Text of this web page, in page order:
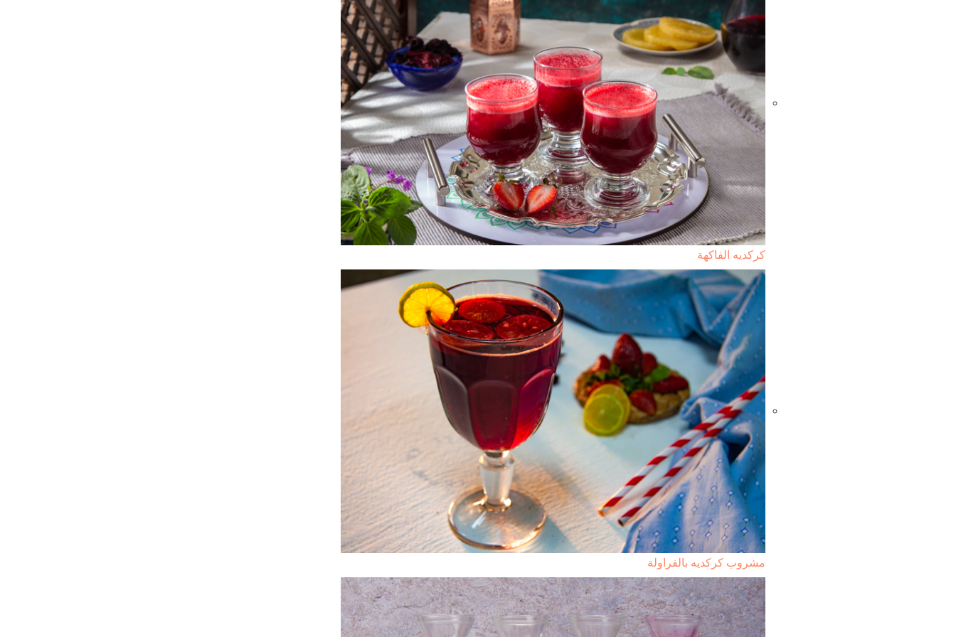
كركديه الفاكهة
مشروب كركديه بالفراولة